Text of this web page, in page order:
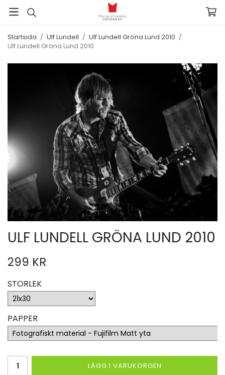
Startsida / Ulf Lundell / Ulf Lundell Gröna Lund 2010 /
Ulf Lundell Gröna Lund 2010
ULF LUNDELL GRÖNA LUND 2010
299 KR
STORLEK
PAPPER
LÄGG I VARUKORGEN